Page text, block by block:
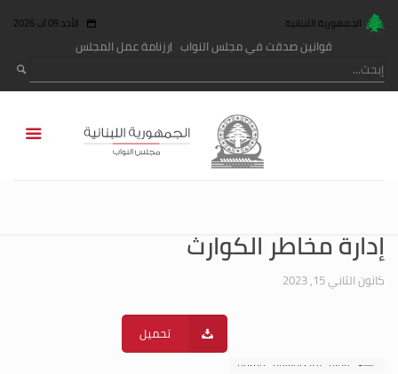
الجمهورية اللبنانية الأحد 09 آب 2026
قوانين صدقت في مجلس النواب رزنامة عمل المجلس
إدارة مخاطر الكوارث
كانون الثاني 15, 2023
تحميل